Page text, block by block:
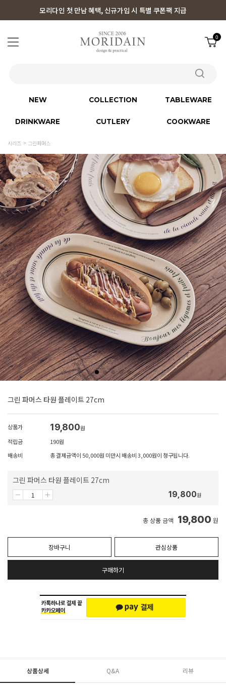
모리다인 첫 만남 혜택, 신규가입 시 특별 쿠폰팩 지급
0
NEW COLLECTION TABLEWARE
DRINKWARE CUTLERY COOKWARE
시리즈 그린파머스
그린 파머스 타원 플레이트 27cm
상품가 19,800원
적립금
190원
배송비
총 결제금액이 50,000원 미만시 배송비 3,000원이 청구됩니다.
그린 파머스 타원 플레이트 27cm
19,800원
총 상품 금액 19,800 원
장바구니 관심상품
구매하기
상품상세 Q&A 리뷰